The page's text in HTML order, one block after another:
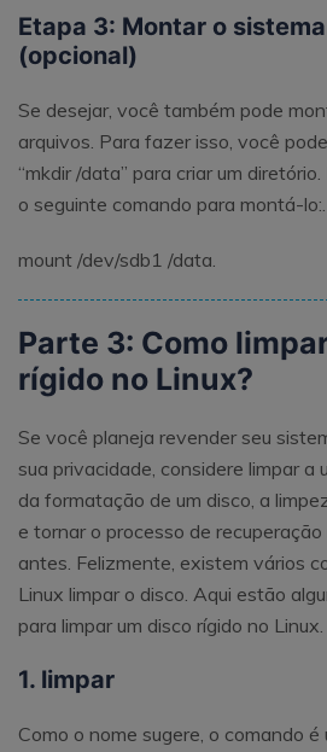
Etapa 3: Montar o
(opcional)
Se desejar, você também pode
arquivos. Para fazer isso, você
“mkdir /data” para criar um
o seguinte comando para montá-lo:.
mount /dev/sdb1 /data.
Parte 3: Como
rígido no Linux?
Se você planeja revender seu
sua privacidade, considere limpar a
da formatação de um disco, a
e tornar o processo de
antes. Felizmente, existem vários
Linux limpar o disco. Aqui estão
para limpar um disco rígido no Linux.
1. limpar
Como o nome sugere, o comando